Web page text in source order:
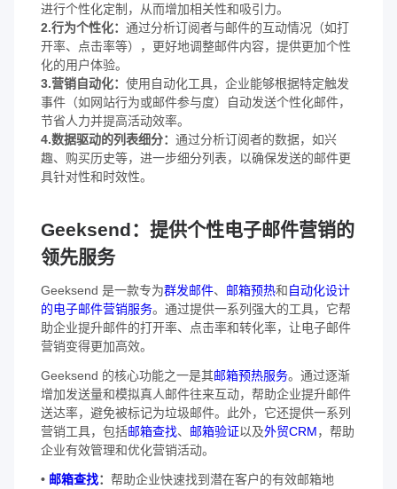
进行个性化定制，从而增加相关性和吸引力。
2.行为个性化： 通过分析订阅者与邮件的互动情况（如打
开率、点击率等），更好地调整邮件内容，提供更加个性
化的用户体验。
3.营销自动化： 使用自动化工具，企业能够根据特定触发
事件（如网站行为或邮件参与度）自动发送个性化邮件，
节省人力并提高活动效率。
4.数据驱动的列表细分： 通过分析订阅者的数据，如兴
趣、购买历史等，进一步细分列表，以确保发送的邮件更
具针对性和时效性。
Geeksend：提供个性电子邮件营销的
领先服务
Geeksend 是一款专为群发邮件、 邮箱预热和自动化设计
的电子邮件营销服务。通过提供一系列强大的工具，它帮
助企业提升邮件的打开率、点击率和转化率，让电子邮件
营销变得更加高效。
Geeksend 的核心功能之一是其邮箱预热服务。通过逐渐
增加发送量和模拟真人邮件往来互动，帮助企业提升邮件
送达率，避免被标记为垃圾邮件。此外，它还提供一系列
营销工具，包括邮箱查找、 邮箱验证以及外贸CRM，帮助
企业有效管理和优化营销活动。
• 邮箱查找： 帮助企业快速找到潜在客户的有效邮箱地